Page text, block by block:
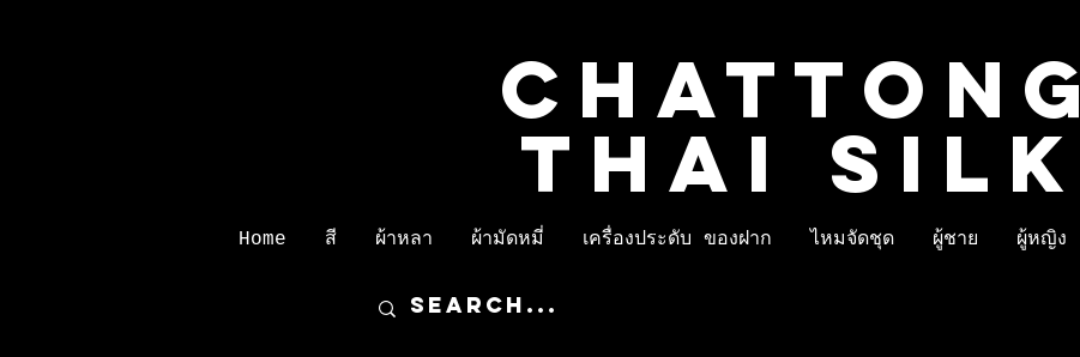
CHATTONG
THAI SILK
Home สี ผ้าหลา ผ้ามัดหมี่ เครื่องประดับ ของฝาก ไหมจัดชุด ผู้ชาย ผู้หญิง